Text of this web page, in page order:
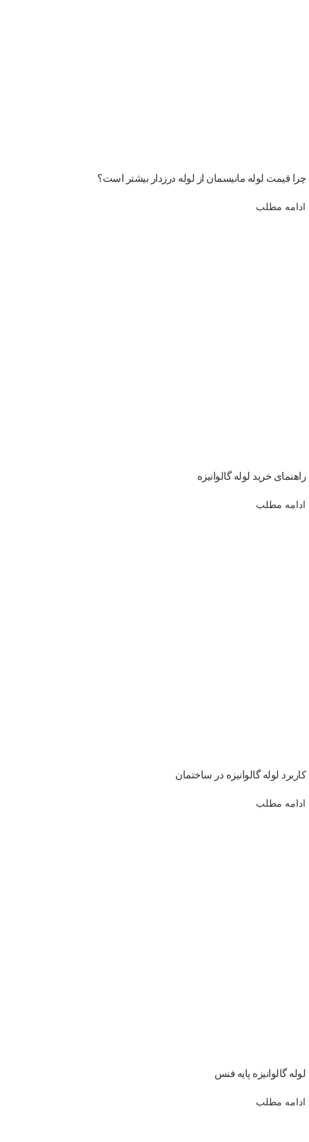
چرا قیمت لوله مانیسمان از لوله درزدار بیشتر است؟
ادامه مطلب
راهنمای خرید لوله گالوانیزه
ادامه مطلب
کاربرد لوله گالوانیزه در ساختمان
ادامه مطلب
لوله گالوانیزه پایه فنس
ادامه مطلب